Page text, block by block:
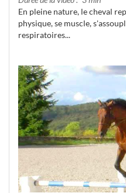
En pleine nature, le cheval
physique, se muscle,
respiratoires...